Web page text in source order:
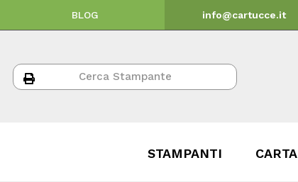
BLOG info@cartucce.it
STAMPANTI CARTA